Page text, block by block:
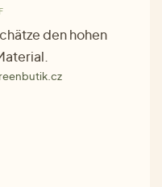
den hohen